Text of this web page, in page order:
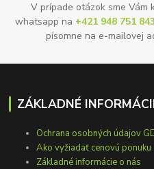
V prípade otázok sme Vám
whatsapp na +421 948 751 843
písomne na e-mailovej
ZÁKLADNÉ
Ochrana osobných údajov
Ako vyžiadať cenovú ponuku
Základné informácie o nás